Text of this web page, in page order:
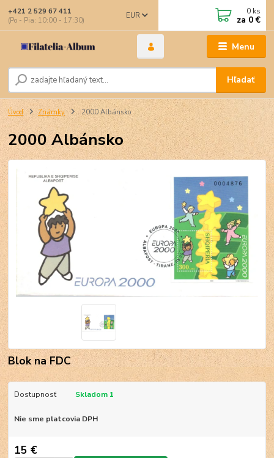
Menu
EUR
Hľadať
+421 2 529 67 411
(Po - Pia: 10:00 - 17:30)
0 ks
za 0 €
Úvod Známky 2000 Albánsko
2000 Albánsko
Blok na FDC
Dostupnosť Skladom 1
Nie sme platcovia DPH
15 €